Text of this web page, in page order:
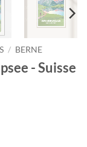
/ BERNE
- Suisse